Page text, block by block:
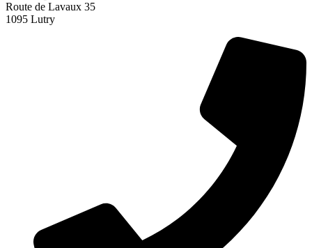
Route de Lavaux 35
1095 Lutry